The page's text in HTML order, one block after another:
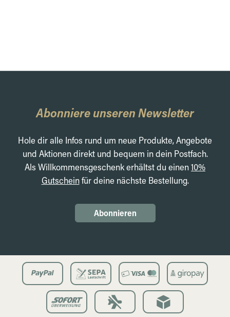
Abonniere unseren Newsletter
Hole dir alle Infos rund um neue Produkte, Angebote
und Aktionen direkt und bequem in dein Postfach.
Als Willkommensgeschenk erhältst du einen10%
Gutscheinfür deine nächste Bestellung.
Abonnieren